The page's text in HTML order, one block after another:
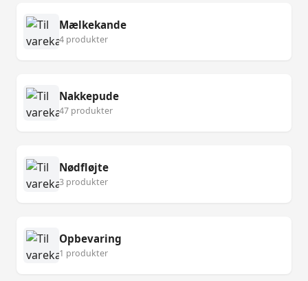
Mælkekande
4 produkter
Nakkepude
47 produkter
Nødfløjte
3 produkter
Opbevaring
1 produkter